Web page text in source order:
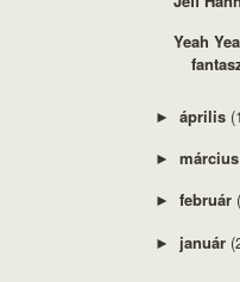
Yeah
► április
► március
► február
► január